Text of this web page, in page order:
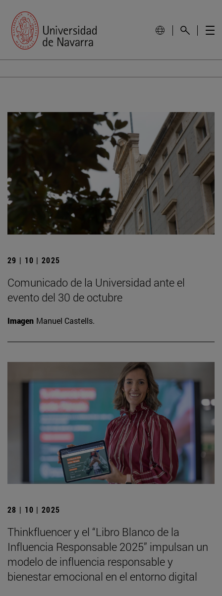
29 | 10 | 2025
Comunicado de la Universidad ante el
evento del 30 de octubre
Imagen Manuel Castells.
28 | 10 | 2025
Thinkfluencer y el “Libro Blanco de la
Influencia Responsable 2025” impulsan un
modelo de influencia responsable y
bienestar emocional en el entorno digital